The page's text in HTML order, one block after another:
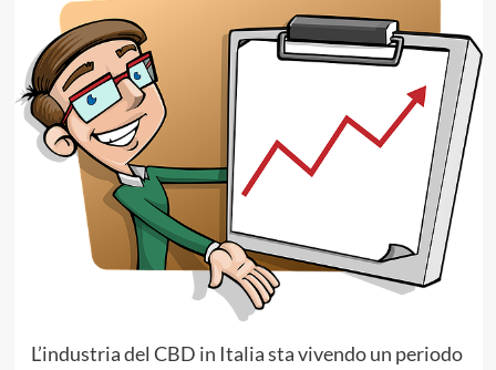
L’industria del CBD in Italia sta vivendo un periodo